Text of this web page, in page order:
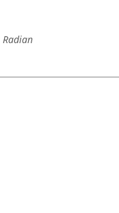
Radian